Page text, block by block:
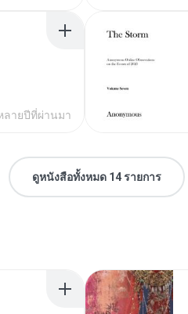
ลายปีที่ผ่านมา
ดูหนังสือทั้งหมด 14 รายการ